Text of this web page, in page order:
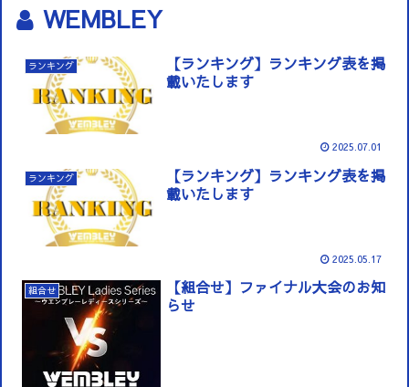
WEMBLEY
ランキング
【ランキング】ランキング表を掲
載いたします
2025.07.01
ランキング
【ランキング】ランキング表を掲
載いたします
2025.05.17
組合せ
【組合せ】ファイナル大会のお知
らせ